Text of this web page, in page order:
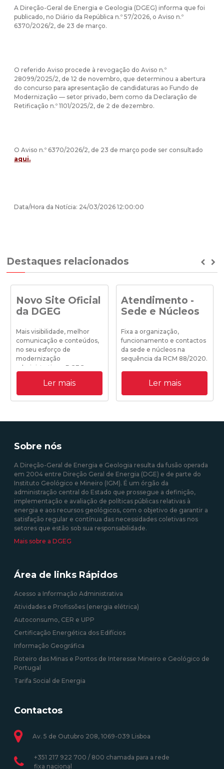
A Direção-Geral de Energia e Geologia (DGEG) informa que foi
publicado, no Diário da República n.º 57/2026, o Aviso n.º
6370/2026/2, de 23 de março.
O referido Aviso procede à revogação do Aviso n.º
28099/2025/2, de 12 de novembro, que determinou a abertura
do concurso para apresentação de candidaturas ao Fundo de
Modernização — setor privado, bem como da Declaração de
Retificação n.º 1101/2025/2, de 2 de dezembro.
O Aviso n.º 6370/2026/2, de 23 de março pode ser consultado
aqui.
Data/Hora da Notícia: 24/03/2026 12:00:00
Destaques relacionados
Novo Site Oficial
da DGEG
Mais visibilidade, melhor
comunicação e conteúdos,
no seu esforço de
modernização
administrativa a DGEG
institucional.
31/08/2020 09:00:00
Ler mais
Atendimento -
Sede e Núcleos
Fixa a organização,
funcionamento e contactos
da sede e núcleos na
sequência da RCM 88/2020.
19/10/2020 18:25:00
Ler mais
Sobre nós
A Direção-Geral de Energia e Geologia resulta da fusão operada
em 2004 entre Direção Geral de Energia (DGE) e de parte do
Instituto Geológico e Mineiro (IGM). É um órgão da
administração central do Estado que prossegue a definição,
implementação e avaliação de políticas públicas relativas à
energia e aos recursos geológicos, com o objetivo de garantir a
satisfação regular e contínua das necessidades coletivas nos
setores que estão sob sua responsabilidade.
Mais sobre a DGEG
Área de links Rápidos
Acesso a Informação Administrativa
Atividades e Profissões (energia elétrica)
Autoconsumo, CER e UPP
Certificação Energética dos Edifícios
Informação Geográfica
Roteiro das Minas e Pontos de Interesse Mineiro e Geológico de
Portugal
Tarifa Social de Energia
Contactos
Av. 5 de Outubro 208, 1069-039 Lisboa
+351 217 922 700 / 800 chamada para a rede
fixa nacional